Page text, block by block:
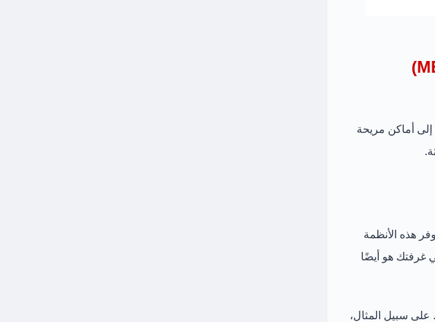
أنظمة السباكة والهندسة الكهربائية والميكانيكية (MEP)
إلى أماكن مريحة
هذه الأنظمة
غرفتك هو أيضًا
على سبيل المثال،